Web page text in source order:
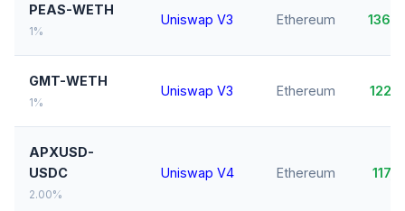
PEAS-WETH
1%
Uniswap V3 Ethereum
GMT-WETH
1%
Uniswap V3 Ethereum
APXUSD-
USDC
2.00%
Uniswap V4 Ethereum